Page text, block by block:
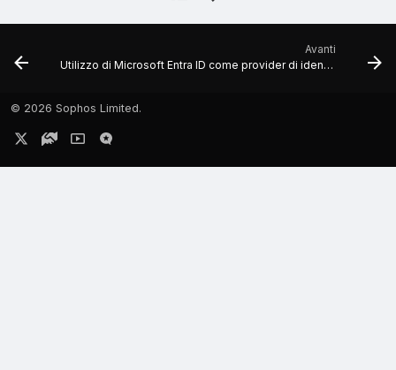
Avanti
Utilizzo di Microsoft Entra ID come provider di identità
© 2026 Sophos Limited.